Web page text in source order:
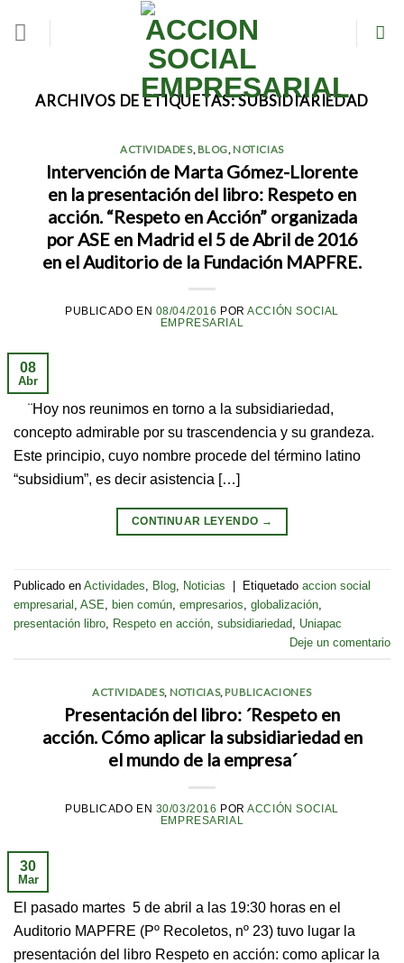
ARCHIVOS DE ETIQUETAS:SUBSIDIARIEDAD
ACTIVIDADES, BLOG, NOTICIAS
Intervención de Marta Gómez-Llorente
en la presentación del libro: Respeto en
acción. “Respeto en Acción” organizada
por ASE en Madrid el 5 de Abril de 2016
en el Auditorio de la Fundación MAPFRE.
PUBLICADO EN 08/04/2016 PORACCIÓN SOCIAL
EMPRESARIAL
08
Abr
¨Hoy nos reunimos en torno a la subsidiariedad,
concepto admirable por su trascendencia y su grandeza.
Este principio, cuyo nombre procede del término latino
“subsidium”, es decir asistencia […]
CONTINUAR LEYENDO →
Publicado en Actividades Blog Noticias | Etiquetado accion social
empresarial ASE bien común empresarios globalización
presentación libro Respeto en acción subsidiariedad Uniapac
Deje un comentario
ACTIVIDADES, NOTICIAS, PUBLICACIONES
Presentación del libro: ´Respeto en
acción. Cómo aplicar la subsidiariedad en
el mundo de la empresa´
PUBLICADO EN 30/03/2016 PORACCIÓN SOCIAL
EMPRESARIAL
30
Mar
El pasado martes 5 de abril a las 19:30 horas en el
Auditorio MAPFRE (Pº Recoletos, nº 23) tuvo lugar la
presentación del libro Respeto en acción: como aplicar la